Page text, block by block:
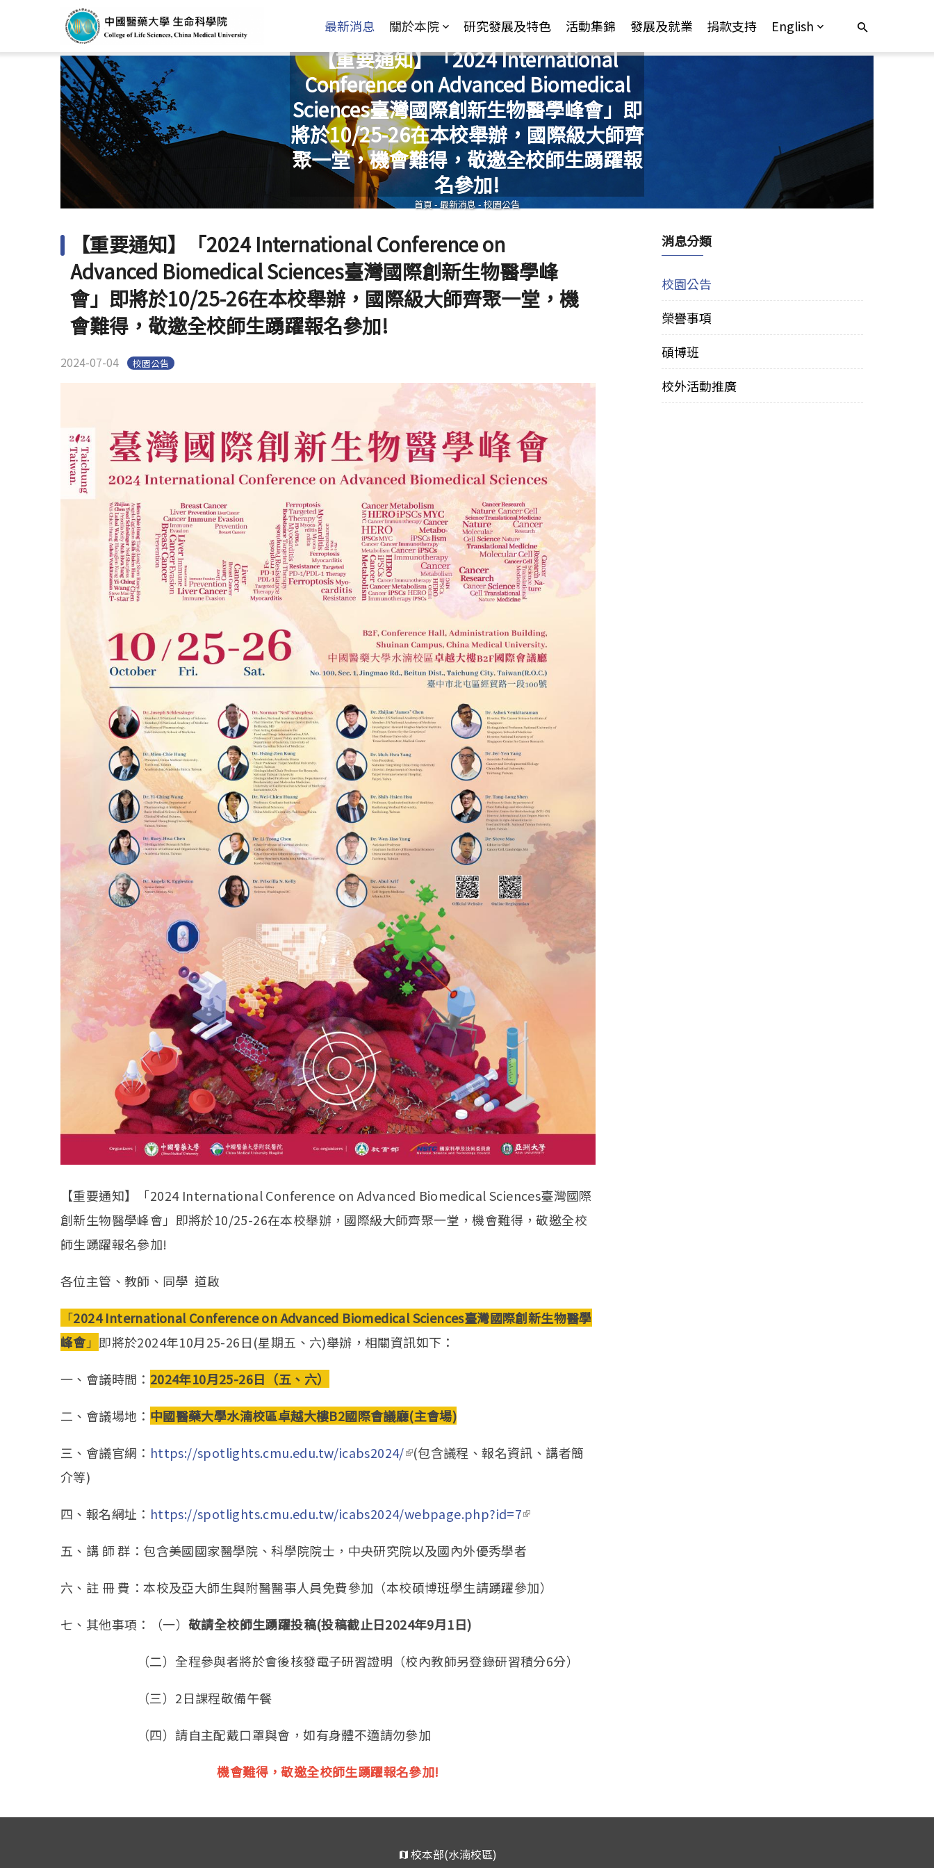
最新消息 關於本院 研究發展及特色 活動集錦 發展及就業 捐款支持 English
【重要通知】「2024 International
Conference on Advanced Biomedical
Sciences臺灣國際創新生物醫學峰會」即
將於10/25-26在本校舉辦，國際級大師齊
聚一堂，機會難得，敬邀全校師生踴躍報
名參加!
您在這裡
首頁-最新消息 - 校園公告
【重要通知】「2024 International Conference on
Advanced Biomedical Sciences臺灣國際創新生物醫學峰
會」即將於10/25-26在本校舉辦，國際級大師齊聚一堂，機
會難得，敬邀全校師生踴躍報名參加!
2024-07-04 校園公告
【重要通知】「2024 International Conference on Advanced Biomedical Sciences臺灣國際
創新生物醫學峰會」即將於10/25-26在本校舉辦，國際級大師齊聚一堂，機會難得，敬邀全校
師生踴躍報名參加!
各位主管、教師、同學 道啟
「2024 International Conference on Advanced Biomedical Sciences臺灣國際創新生物醫學
峰會」 即將於2024年10月25-26日(星期五、六)舉辦，相關資訊如下：
一、會議時間： 2024年10月25-26日（五、六）
二、會議場地： 中國醫藥大學水湳校區卓越大樓B2國際會議廳(主會場)
三、會議官網： https://spotlights.cmu.edu.tw/icabs2024/(link is external)
(包含議程、報名資訊、講者簡
介等)
四、報名網址： https://spotlights.cmu.edu.tw/icabs2024/webpage.php?id=7(link is
五、講 師 群：包含美國國家醫學院、科學院院士，中央研究院以及國內外優秀學者
六、註 冊 費：本校及亞大師生與附醫醫事人員免費參加（本校碩博班學生請踴躍參加）
七、其他事項：（一） 敬請全校師生踴躍投稿(投稿截止日2024年9月1日)
（二）全程參與者將於會後核發電子研習證明（校內教師另登錄研習積分6分）
（三）2日課程敬備午餐
（四）請自主配戴口罩與會，如有身體不適請勿參加
機會難得，敬邀全校師生踴躍報名參加!
消息分類
校園公告
榮譽事項
碩博班
校外活動推廣
校本部(水湳校區)